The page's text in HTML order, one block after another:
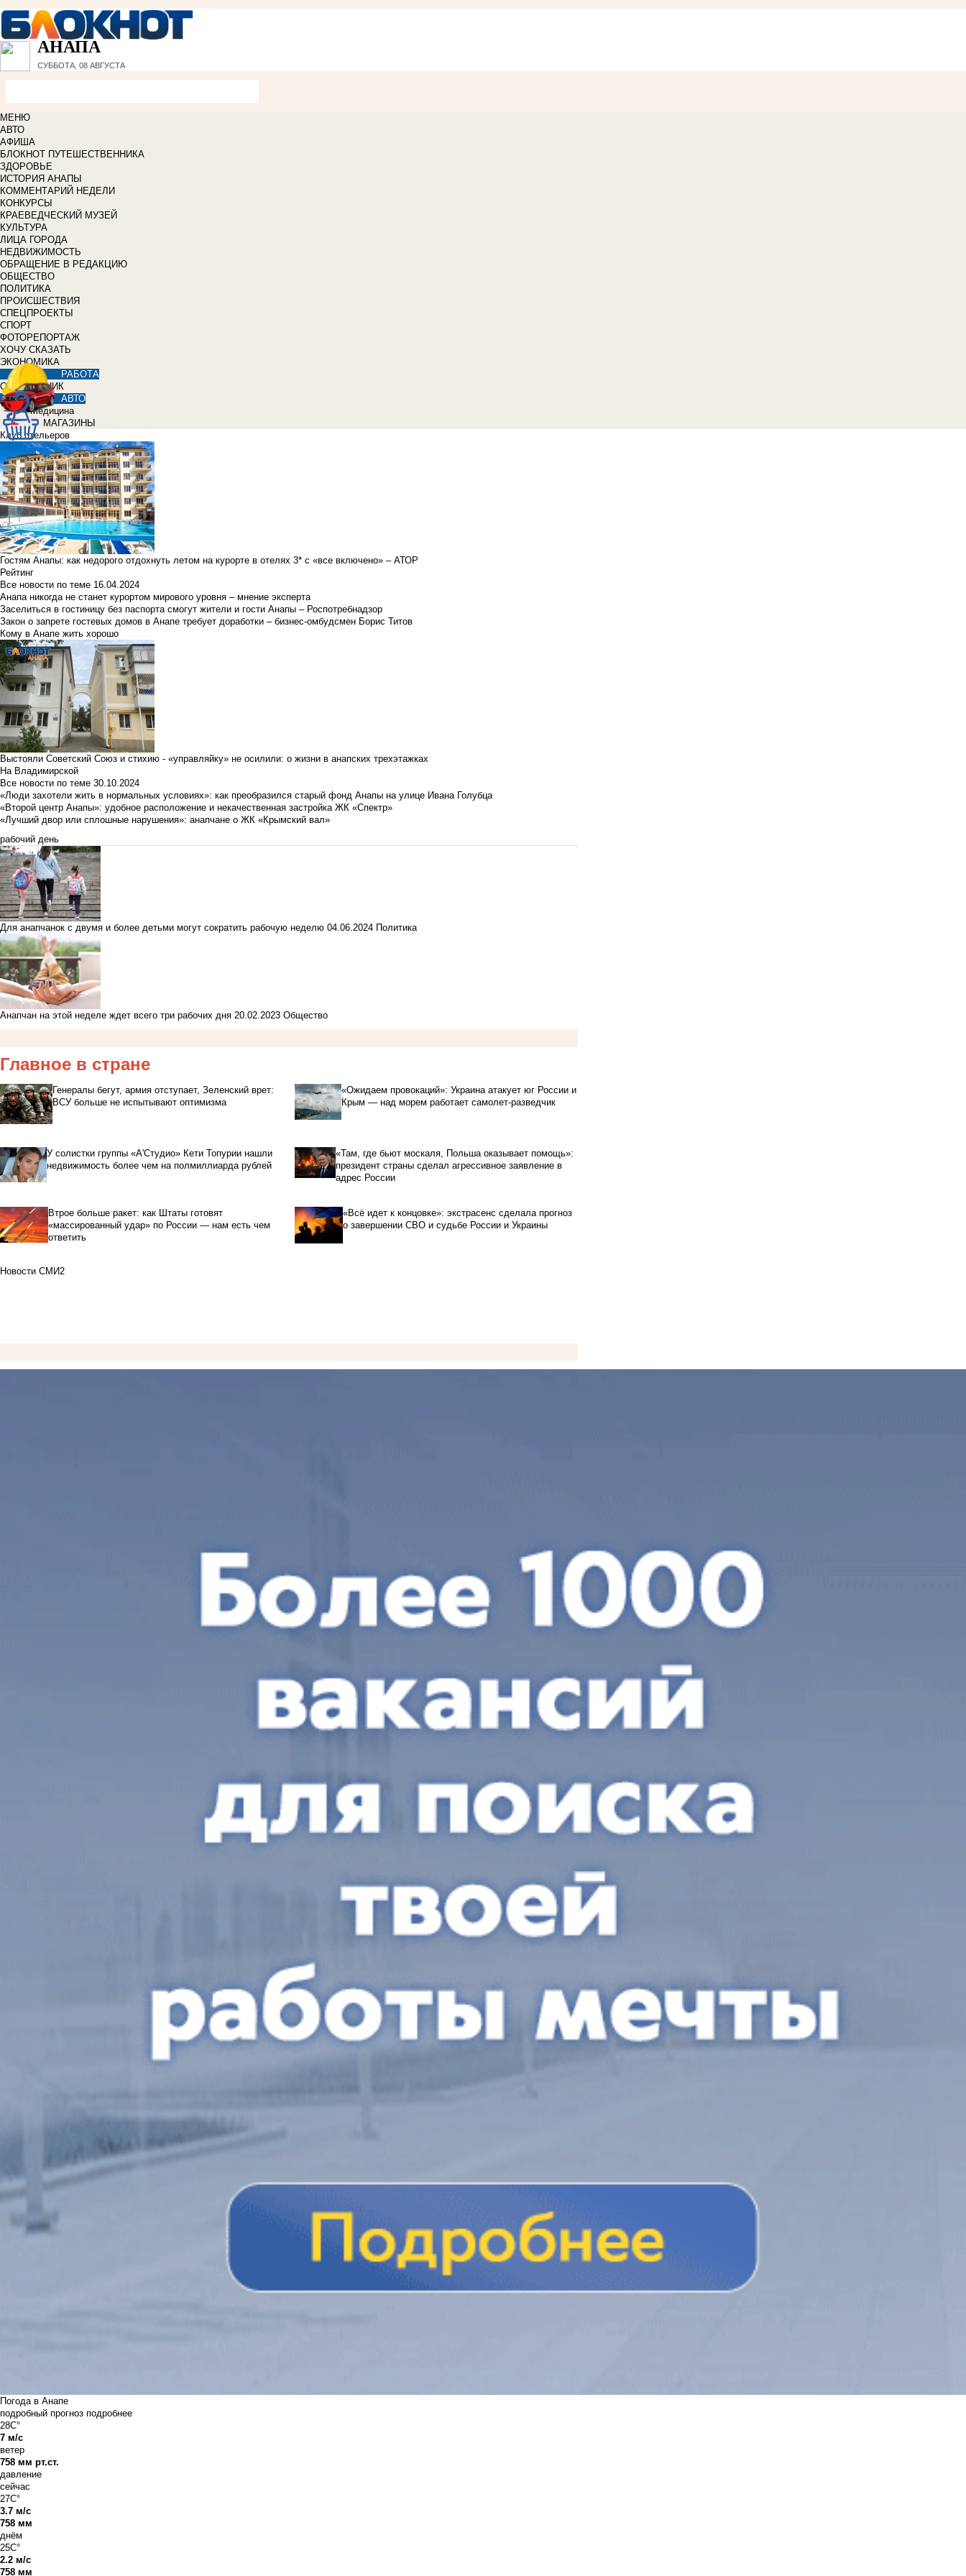
АНАПА
СУББОТА, 08 АВГУСТА
МЕНЮ
АВТО
АФИША
БЛОКНОТ ПУТЕШЕСТВЕННИКА
ЗДОРОВЬЕ
ИСТОРИЯ АНАПЫ
КОММЕНТАРИЙ НЕДЕЛИ
КОНКУРСЫ
КРАЕВЕДЧЕСКИЙ МУЗЕЙ
КУЛЬТУРА
ЛИЦА ГОРОДА
НЕДВИЖИМОСТЬ
ОБРАЩЕНИЕ В РЕДАКЦИЮ
ОБЩЕСТВО
ПОЛИТИКА
ПРОИСШЕСТВИЯ
СПЕЦПРОЕКТЫ
СПОРТ
ФОТОРЕПОРТАЖ
ХОЧУ СКАЗАТЬ
ЭКОНОМИКА
РАБОТА
СПРАВОЧНИК
АВТО
Медицина
МАГАЗИНЫ
Клуб отельеров
Гостям Анапы: как недорого отдохнуть летом на курорте в отелях 3* с «все включено» – АТОР
Рейтинг
Все новости по теме 16.04.2024
Анапа никогда не станет курортом мирового уровня – мнение эксперта
Заселиться в гостиницу без паспорта смогут жители и гости Анапы – Роспотребнадзор
Закон о запрете гостевых домов в Анапе требует доработки – бизнес-омбудсмен Борис Титов
Кому в Анапе жить хорошо
Выстояли Советский Союз и стихию - «управляйку» не осилили: о жизни в анапских трехэтажках
На Владимирской
Все новости по теме 30.10.2024
«Люди захотели жить в нормальных условиях»: как преобразился старый фонд Анапы на улице Ивана Голубца
«Второй центр Анапы»: удобное расположение и некачественная застройка ЖК «Спектр»
«Лучший двор или сплошные нарушения»: анапчане о ЖК «Крымский вал»
рабочий день
Для анапчанок с двумя и более детьми могут сократить рабочую неделю 04.06.2024 Политика
Анапчан на этой неделе ждет всего три рабочих дня 20.02.2023 Общество
Главное в стране
Генералы бегут, армия отступает, Зеленский врет:
ВСУ больше не испытывают оптимизма
«Ожидаем провокаций»: Украина атакует юг России и
Крым — над морем работает самолет-разведчик
У солистки группы «А'Студио» Кети Топурии нашли
недвижимость более чем на полмиллиарда рублей
«Там, где бьют москаля, Польша оказывает помощь»:
президент страны сделал агрессивное заявление в
адрес России
Втрое больше ракет: как Штаты готовят
«массированный удар» по России — нам есть чем
ответить
«Всё идет к концовке»: экстрасенс сделала прогноз
о завершении СВО и судьбе России и Украины
Новости СМИ2
Погода в Анапе
подробный прогноз подробнее
28C°
7 м/с
ветер
758 мм рт.ст.
давление
сейчас
27C°
3.7 м/с
758 мм
днём
25C°
2.2 м/с
758 мм